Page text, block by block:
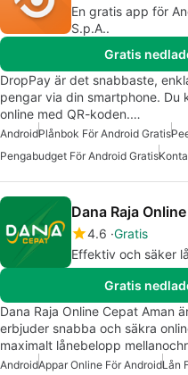
En gratis app för
S.p.A..
Gratis
DropPay är det snabbaste,
pengar via din smartphone.
online med QR-koden.…
AndroidPlånbok För Android Gratis
Pengabudget För Android Gratis
Dana Raja
4.6 Gratis
Effektiv och säker
Gratis
Dana Raja Online Cepat Aman
erbjuder snabba och säkra
maximalt lånebelopp
AndroidAppar Online För AndroidLån